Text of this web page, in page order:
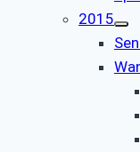
2015